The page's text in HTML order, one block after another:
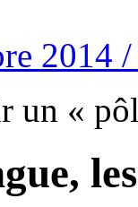
2014
un «